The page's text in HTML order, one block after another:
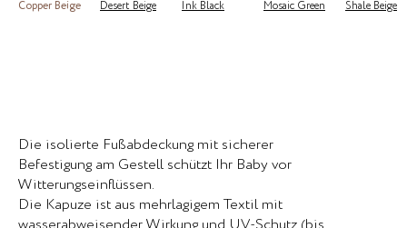
Copper Beige Desert Beige Ink Black Mosaic Green Shale Beige
Die isolierte Fußabdeckung mit sicherer
Befestigung am Gestell schützt Ihr Baby vor
Witterungseinflüssen.
Die Kapuze ist aus mehrlagigem Textil mit